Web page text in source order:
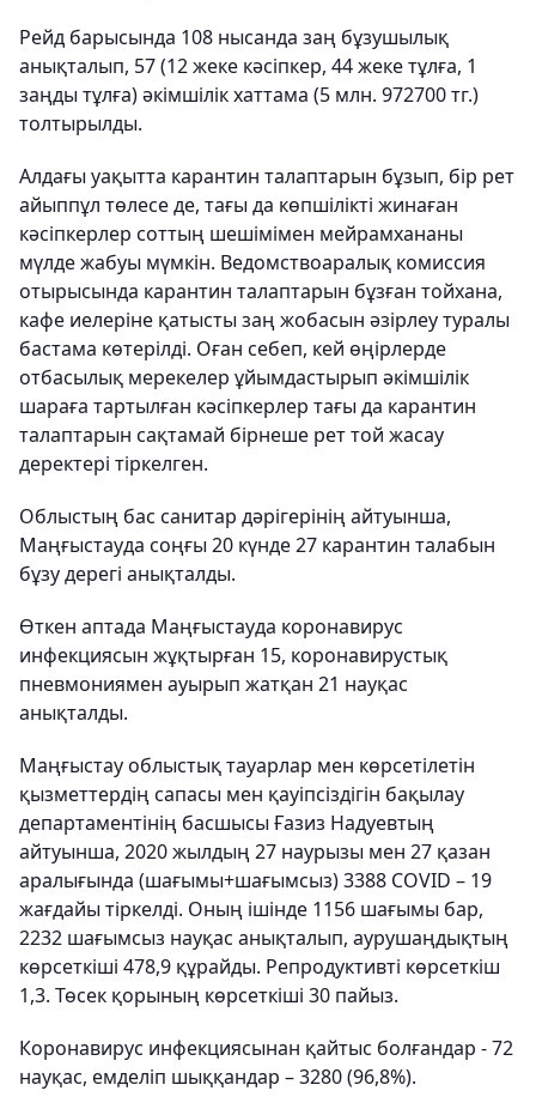
Рейд барысында 108 нысанда заң бұзушылық
анықталып, 57 (12 жеке кәсіпкер, 44 жеке тұлға, 1
заңды тұлға) әкімшілік хаттама (5 млн. 972700 тг.)
толтырылды.
Алдағы уақытта карантин талаптарын бұзып, бір рет
айыппұл төлесе де, тағы да көпшілікті жинаған
кәсіпкерлер соттың шешімімен мейрамхананы
мүлде жабуы мүмкін. Ведомствоаралық комиссия
отырысында карантин талаптарын бұзған тойхана,
кафе иелеріне қатысты заң жобасын әзірлеу туралы
бастама көтерілді. Оған себеп, кей өңірлерде
отбасылық мерекелер ұйымдастырып әкімшілік
шараға тартылған кәсіпкерлер тағы да карантин
талаптарын сақтамай бірнеше рет той жасау
деректері тіркелген.
Облыстың бас санитар дәрігерінің айтуынша,
Маңғыстауда соңғы 20 күнде 27 карантин талабын
бұзу дерегі анықталды.
Өткен аптада Маңғыстауда коронавирус
инфекциясын жұқтырған 15, коронавирустық
пневмониямен ауырып жатқан 21 науқас
анықталды.
Маңғыстау облыстық тауарлар мен көрсетілетін
қызметтердің сапасы мен қауіпсіздігін бақылау
департаментінің басшысы Ғазиз Надуевтың
айтуынша, 2020 жылдың 27 наурызы мен 27 қазан
аралығында (шағымы+шағымсыз) 3388 COVID – 19
жағдайы тіркелді. Оның ішінде 1156 шағымы бар,
2232 шағымсыз науқас анықталып, аурушаңдықтың
көрсеткіші 478,9 құрайды. Репродуктивті көрсеткіш
1,3. Төсек қорының көрсеткіші 30 пайыз.
Коронавирус инфекциясынан қайтыс болғандар - 72
науқас, емделіп шыққандар – 3280 (96,8%).